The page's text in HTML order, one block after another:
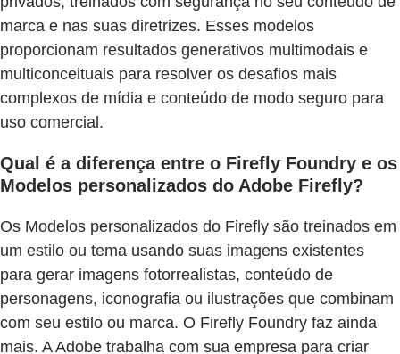
marca e nas suas diretrizes. Esses modelos
proporcionam resultados generativos multimodais e
multiconceituais para resolver os desafios mais
complexos de mídia e conteúdo de modo seguro para
uso comercial.
Qual é a diferença entre o Firefly Foundry e os
Modelos personalizados do Adobe Firefly?
Os Modelos personalizados do Firefly são treinados em
um estilo ou tema usando suas imagens existentes
para gerar imagens fotorrealistas, conteúdo de
personagens, iconografia ou ilustrações que combinam
com seu estilo ou marca. O Firefly Foundry faz ainda
mais. A Adobe trabalha com sua empresa para criar